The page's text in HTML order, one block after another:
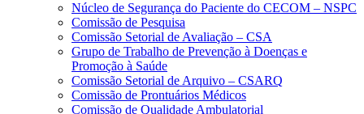
Núcleo de Segurança do Paciente do CECOM – NSPC
Comissão de Pesquisa
Comissão Setorial de Avaliação – CSA
Grupo de Trabalho de Prevenção à Doenças e
Promoção à Saúde
Comissão Setorial de Arquivo – CSARQ
Comissão de Prontuários Médicos
Comissão de Qualidade Ambulatorial